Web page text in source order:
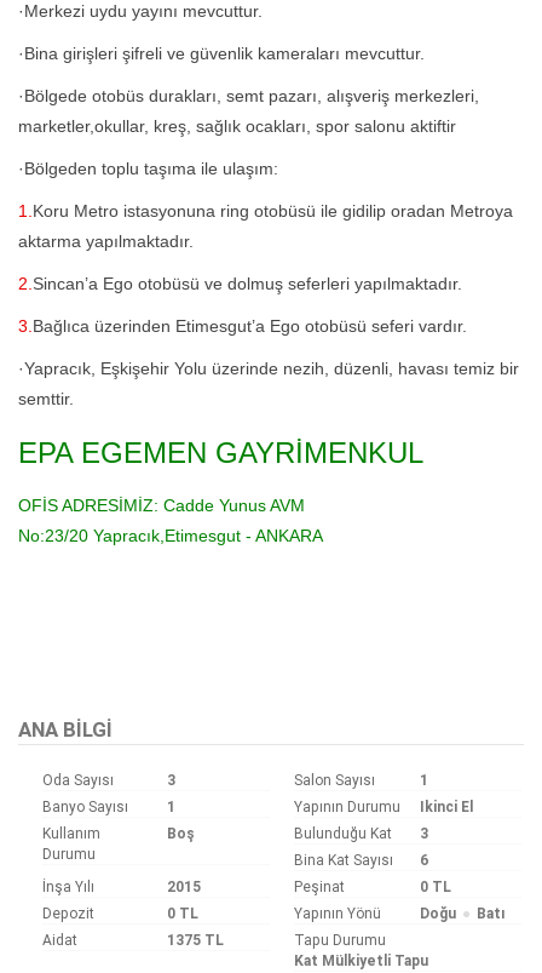
·Merkezi uydu yayını mevcuttur.
·Bina girişleri şifreli ve güvenlik kameraları mevcuttur.
·Bölgede otobüs durakları, semt pazarı, alışveriş merkezleri,
marketler,okullar, kreş, sağlık ocakları, spor salonu aktiftir
·Bölgeden toplu taşıma ile ulaşım:
1.Koru Metro istasyonuna ring otobüsü ile gidilip oradan Metroya
aktarma yapılmaktadır.
2.Sincan’a Ego otobüsü ve dolmuş seferleri yapılmaktadır.
3.Bağlıca üzerinden Etimesgut’a Ego otobüsü seferi vardır.
·Yapracık, Eşkişehir Yolu üzerinde nezih, düzenli, havası temiz bir
semttir.
EPA EGEMEN GAYRİMENKUL
OFİS ADRESİMİZ: Cadde Yunus AVM
No:23/20 Yapracık,Etimesgut - ANKARA
ANA BILGI
Oda Sayısı 3 Salon Sayısı
1
Banyo Sayısı
1 Yapının Durumu
Ikinci El
Kullanım
Durumu
Boş Bulunduğu Kat
3
Bina Kat Sayısı
6
İnşa Yılı
2015 Peşinat
0 TL
Depozit
0 TL Yapının Yönü Doğu
Batı
Aidat
1375 TL
Tapu Durumu
Kat Mülkiyetli Tapu